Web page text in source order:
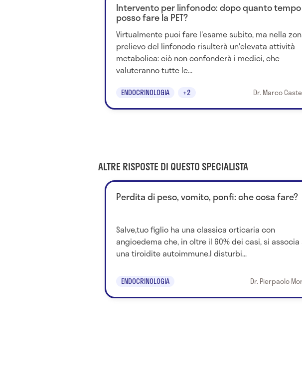
Intervento per linfonodo: dopo quanto tempo
posso fare la PET?
Virtualmente puoi fare l'esame subito, ma nella
prelievo del linfonodo risulterà un'elevata attività
metabolica: ciò non confonderà i medici, che
valuteranno tutte le...
ENDOCRINOLOGIA +2 Dr. Marco
ALTRE RISPOSTE DI QUESTO SPECIALISTA
Perdita di peso, vomito, ponfi: che cosa fare?
Salve,tuo figlio ha una classica orticaria con
angioedema che, in oltre il 60% dei casi, si associa
una tiroidite autoimmune.I disturbi...
ENDOCRINOLOGIA Dr. Pierpaolo